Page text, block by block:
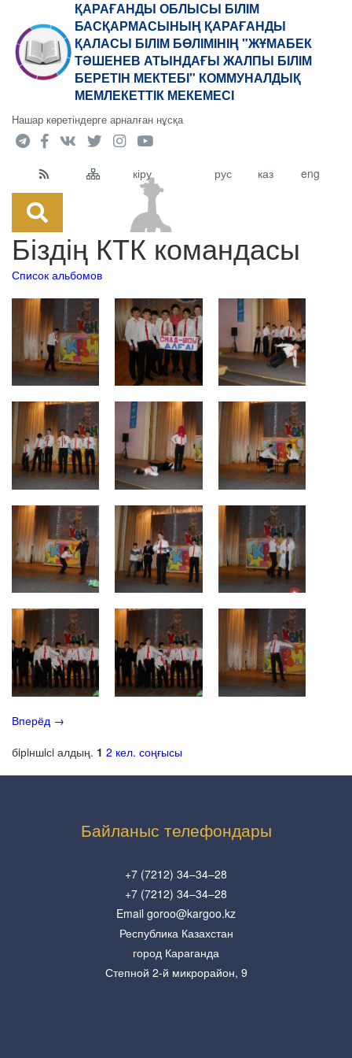
ҚАРАҒАНДЫ ОБЛЫСЫ БІЛІМ
БАСҚАРМАСЫНЫҢ ҚАРАҒАНДЫ
ҚАЛАСЫ БІЛІМ БӨЛІМІНІҢ "ЖҰМАБЕК
ТӘШЕНЕВ АТЫНДАҒЫ ЖАЛПЫ БІЛІМ
БЕРЕТІН МЕКТЕБІ" КОММУНАЛДЫҚ
МЕМЛЕКЕТТІК МЕКЕМЕСІ
Нашар көретіндерге арналған нұсқа
кіру рус каз eng
Біздің КТК командасы
Список альбомов
Вперёд →
бiрiншiсi алдың. 1 2 кел. соңғысы
Байланыс телефондары
+7 (7212) 34–34–28
+7 (7212) 34–34–28
Email goroo@kargoo.kz
Республика Казахстан
город Караганда
Степной 2-й микрорайон, 9